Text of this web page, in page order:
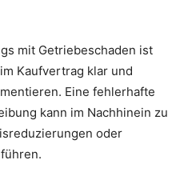
mit Getriebeschaden ist
Kaufvertrag klar und
Eine fehlerhafte
kann im Nachhinein zu
oder